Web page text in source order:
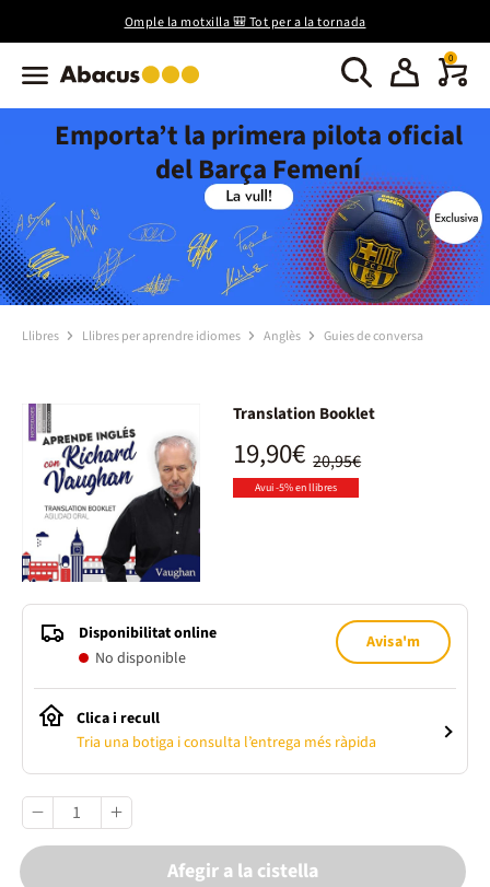
Omple la motxilla 🎒 Tot per a la tornada
0
Emporta’t la primera pilota oficial
del Barça Femení
Llibres Llibres per aprendre idiomes Anglès Guies de conversa
Translation Booklet
20,95€
19,90€
Avui -5% en llibres
Disponibilitat online
No disponible
Avisa'm
Clica i recull
Tria una botiga i consulta l’entrega més ràpida
Afegir a la cistella